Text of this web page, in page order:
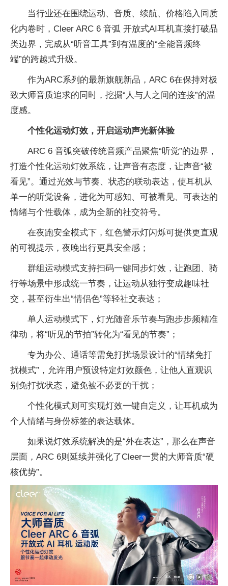
当行业还在围绕运动、音质、续航、价格陷入同质
化内卷时，Cleer ARC 6 音弧 开放式AI耳机直接打破品
类边界，完成从“听音工具”到有温度的“全能音频终
端”的跨越式升级。
作为ARC系列的最新旗舰新品，ARC 6在保持对极
致大师音质追求的同时，挖掘“人与人之间的连接”的温
度感。
个性化运动灯效，开启运动声光新体验
ARC 6 音弧突破传统音频产品聚焦“听觉”的边界，
打造个性化运动灯效系统，让声音有态度，让声音“被
看见”。通过光效与节奏、状态的联动表达，使耳机从
单一的听觉设备，进化为可感知、可被看见、可表达的
情绪与个性载体，成为全新的社交符号。
在夜跑安全模式下，红色警示灯闪烁可提供更直观
的可视提示，夜晚出行更具安全感；
群组运动模式支持扫码一键同步灯效，让跑团、骑
行等场景中形成统一节奏，让运动从独行变成趣味社
交，甚至衍生出“情侣色”等轻社交表达；
单人运动模式下，灯光随音乐节奏与跑步步频精准
律动，将“听见的节拍”转化为“看见的节奏”；
专为办公、通话等需免打扰场景设计的“情绪免打
扰模式”，允许用户预设特定灯效颜色，让他人直观识
别免打扰状态，避免被不必要的干扰；
个性化模式则可实现灯效一键自定义，让耳机成为
个人情绪与身份标签的表达载体。
如果说灯效系统解决的是“外在表达”，那么在声音
层面，ARC 6则延续并强化了Cleer一贯的大师音质“硬
核优势”。